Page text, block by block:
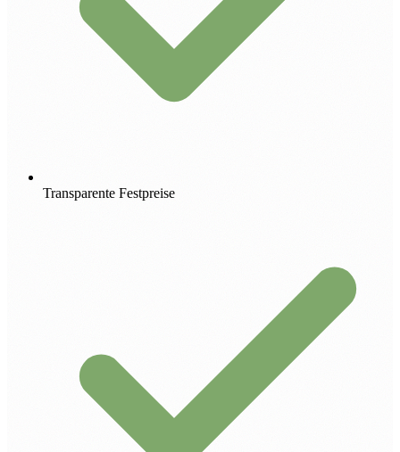
Transparente Festpreise